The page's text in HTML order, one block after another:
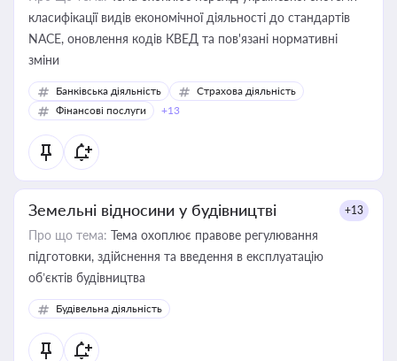
класифікації видів економічної діяльності до стандартів
NACE, оновлення кодів КВЕД та пов'язані нормативні
зміни
Банківська діяльність
Страхова діяльність
Фінансові послуги
+13
Земельні відносини у будівництві +13
Про що тема: Тема охоплює правове регулювання
підготовки, здійснення та введення в експлуатацію
об’єктів будівництва
Будівельна діяльність